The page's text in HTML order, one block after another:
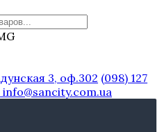
3, оф.302 (098) 127
info@sancity.com.ua